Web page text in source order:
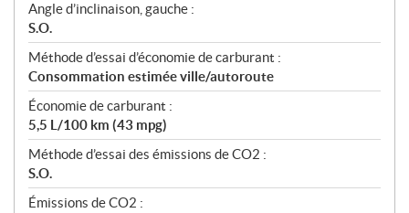
Angle d’inclinaison, gauche :
S.O.
Méthode d’essai d’économie de carburant :
Consommation estimée ville/autoroute
Économie de carburant :
5,5 L/100 km (43 mpg)
Méthode d’essai des émissions de CO2 :
S.O.
Émissions de CO2 :